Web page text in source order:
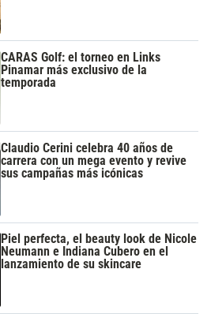
CARAS Golf: el torneo en Links
Pinamar más exclusivo de la
temporada
Claudio Cerini celebra 40 años de
carrera con un mega evento y revive
sus campañas más icónicas
Piel perfecta, el beauty look de Nicole
Neumann e Indiana Cubero en el
lanzamiento de su skincare